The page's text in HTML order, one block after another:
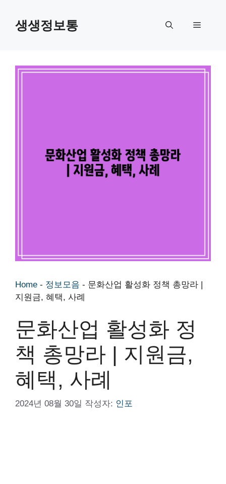
생생정보통 메
Home - 정보모음 - 문화산업 활성화 정책 총망라 |
지원금, 혜택, 사례
문화산업 활성화 정
책 총망라 | 지원금,
혜택, 사례
2024년 08월 30일 작성자: 인포